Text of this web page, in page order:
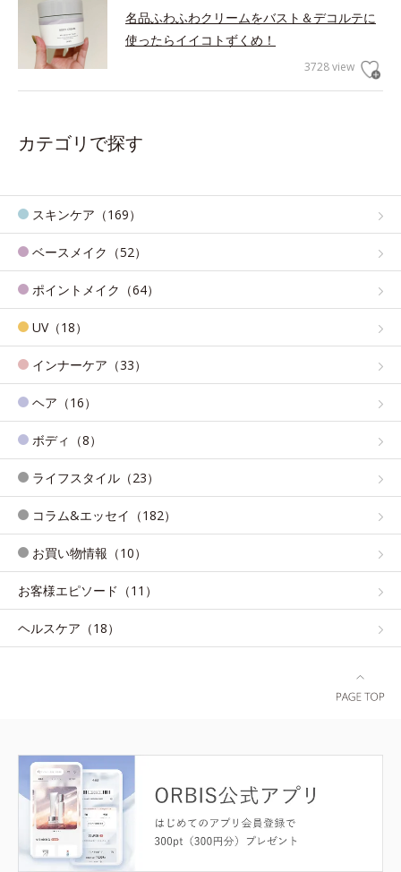
名品ふわふわクリームをバスト＆デコルテに
使ったらイイコトずくめ！
3728 view
カテゴリで探す
スキンケア（169）
ベースメイク（52）
ポイントメイク（64）
UV（18）
インナーケア（33）
ヘア（16）
ボディ（8）
ライフスタイル（23）
コラム&エッセイ（182）
お買い物情報（10）
お客様エピソード（11）
ヘルスケア（18）